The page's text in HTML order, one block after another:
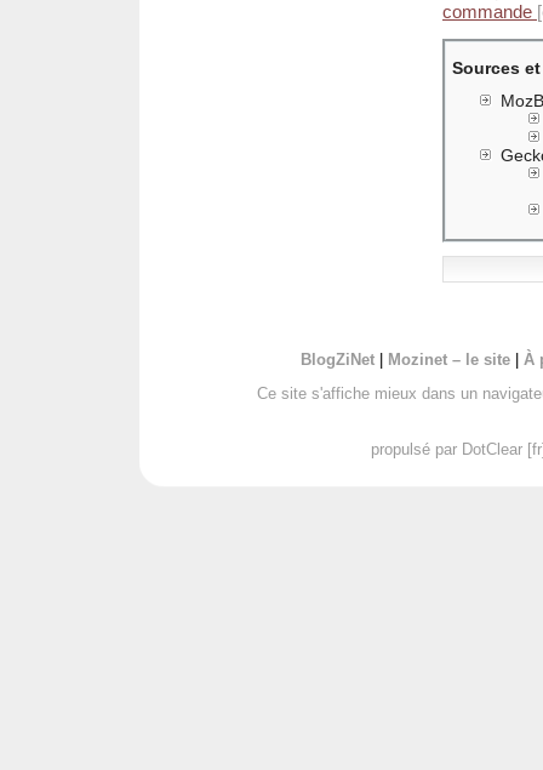
commande
Sources
BlogZiNet Mozinet – le site
À
Ce site s'affiche mieux dans un
propulsé par DotClear